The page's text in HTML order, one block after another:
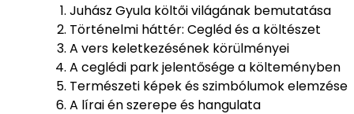
Juhász Gyula költői világának bemutatása
Történelmi háttér: Cegléd és a költészet
A vers keletkezésének körülményei
A ceglédi park jelentősége a költeményben
Természeti képek és szimbólumok elemzése
A lírai én szerepe és hangulata